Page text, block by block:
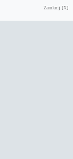
Zamknij [X]